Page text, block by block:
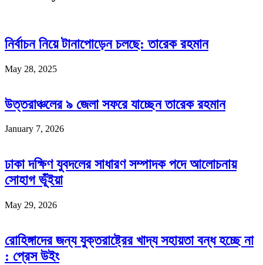
নির্বাচন নিয়ে টানাপোড়েন চলছে: তারেক রহমান
May 28, 2025
উত্তরাঞ্চলের ৯ জেলা সফরে যাচ্ছেন তারেক রহমান
January 7, 2026
ঢাকা দক্ষিণ যুবদলের সাধারণ সম্পাদক পদে আলোচনায়
সোহাগ ভূঁইয়া
May 29, 2026
রোহিঙ্গাদের জন্য যুক্তরাষ্ট্রের খাদ্য সহায়তা বন্ধ হচ্ছে না
: প্রেস উইং